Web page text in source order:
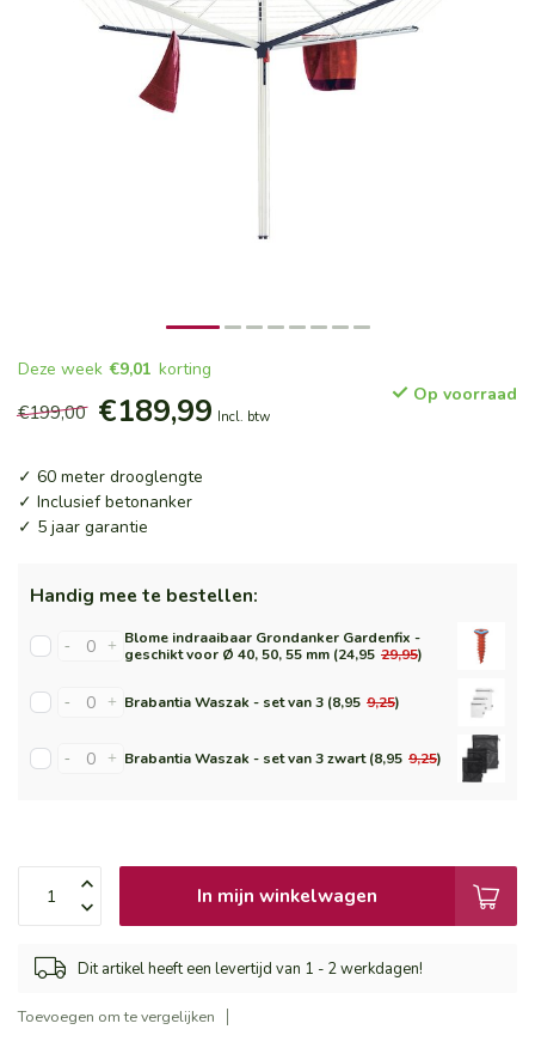
Deze week €9,01 korting
€199,00 €189,99 Incl. btw
Op voorraad
✓ 60 meter drooglengte
✓ Inclusief betonanker
✓ 5 jaar garantie
Handig mee te bestellen:
- + Blome indraaibaar Grondanker Gardenfix -
geschikt voor Ø 40, 50, 55 mm (24,95 29,95)
- + Brabantia Waszak - set van 3 (8,95 9,25)
- + Brabantia Waszak - set van 3 zwart (8,95 9,25)
In mijn winkelwagen
Dit artikel heeft een levertijd van 1 - 2 werkdagen!
Toevoegen om te vergelijken